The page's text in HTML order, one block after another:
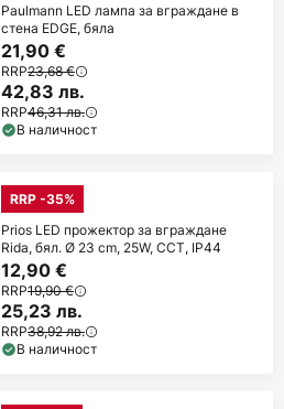
Paulmann LED лампа за вграждане в
стена EDGE, бяла
21,90 €
RRP23,68 €
42,83 лв.
RRP46,31 лв.
В наличност
RRP -35%
Prios LED прожектор за вграждане
Rida, бял. Ø 23 cm, 25W, CCT, IP44
12,90 €
RRP19,90 €
25,23 лв.
RRP38,92 лв.
В наличност